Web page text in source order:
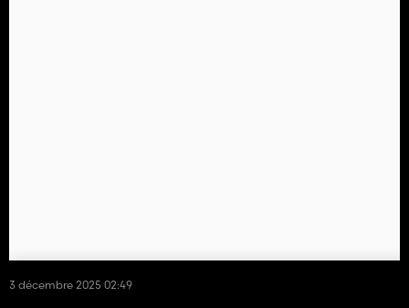
3 décembre 2025 02:49